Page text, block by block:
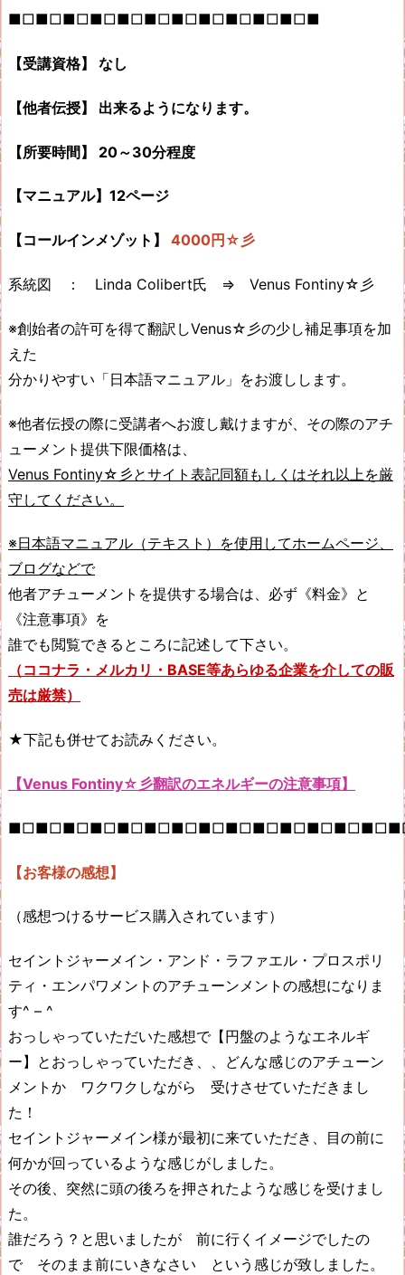
■□■□■□■□■□■□■□■□■□■□■□■
【受講資格】 なし
【他者伝授】 出来るようになります。
【所要時間】 20～30分程度
【マニュアル】12ページ
【コールインメゾット】 4000円☆彡
系統図 ： Linda Colibert氏 ⇒ Venus Fontiny☆彡
※創始者の許可を得て翻訳しVenus☆彡の少し補足事項を加
えた
分かりやすい「日本語マニュアル」をお渡しします。
※他者伝授の際に受講者へお渡し戴けますが、その際のアチ
ューメント提供下限価格は、
Venus Fontiny☆彡とサイト表記同額もしくはそれ以上を厳
守してください。
※日本語マニュアル（テキスト）を使用してホームページ、
ブログなどで
他者アチューメントを提供する場合は、必ず《料金》と
《注意事項》を
誰でも閲覧できるところに記述して下さい。
（ココナラ・メルカリ・BASE等あらゆる企業を介しての販
売は厳禁）
★下記も併せてお読みください。
【Venus Fontiny☆彡翻訳のエネルギーの注意事項】
【お客様の感想】
（感想つけるサービス購入されています）
セイントジャーメイン・アンド・ラファエル・プロスポリ
ティ・エンパワメントのアチューンメントの感想になりま
す^ – ^
おっしゃっていただいた感想で【円盤のようなエネルギ
ー】とおっしゃっていただき、、どんな感じのアチューン
メントか ワクワクしながら 受けさせていただきまし
た！
セイントジャーメイン様が最初に来ていただき、目の前に
何かが回っているような感じがしました。
その後、突然に頭の後ろを押されたような感じを受けまし
た。
誰だろう？と思いましたが 前に行くイメージでしたの
で そのまま前にいきなさい という感じが致しました。